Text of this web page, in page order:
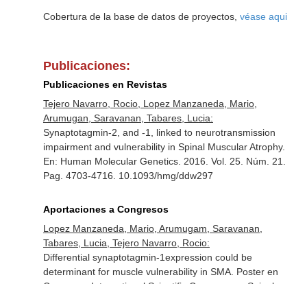
Cobertura de la base de datos de proyectos, véase aqui
Publicaciones:
Publicaciones en Revistas
Tejero Navarro, Rocio, Lopez Manzaneda, Mario,
Arumugan, Saravanan, Tabares, Lucia:
Synaptotagmin-2, and -1, linked to neurotransmission
impairment and vulnerability in Spinal Muscular Atrophy.
En: Human Molecular Genetics. 2016. Vol. 25. Núm. 21.
Pag. 4703-4716. 10.1093/hmg/ddw297
Aportaciones a Congresos
Lopez Manzaneda, Mario, Arumugam, Saravanan,
Tabares, Lucia, Tejero Navarro, Rocio:
Differential synaptotagmin-1expression could be
determinant for muscle vulnerability in SMA. Poster en